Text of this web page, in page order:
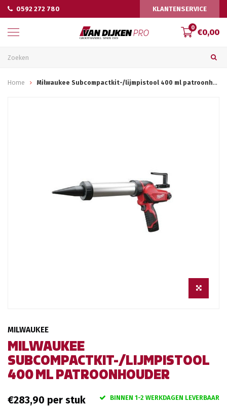
0592 272 780 KLANTENSERVICE
0 €0,00
Home Milwaukee Subcompactkit-/lijmpistool 400 ml patroonhouder
MILWAUKEE
SUBCOMPACTKIT-/LIJMPISTOOL
400 ML PATROONHOUDER
MILWAUKEE
€283,90 BINNEN 1-2 WERKDAGEN LEVERBAAR